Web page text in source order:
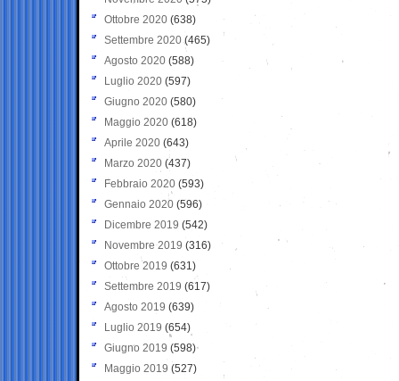
Ottobre 2020 (638)
Settembre 2020(465)
Agosto 2020 (588)
Luglio 2020 (597)
Giugno 2020 (580)
Maggio 2020 (618)
Aprile 2020 (643)
Marzo 2020 (437)
Febbraio 2020 (593)
Gennaio 2020 (596)
Dicembre 2019 (542)
Novembre 2019 (316)
Ottobre 2019 (631)
Settembre 2019 (617)
Agosto 2019 (639)
Luglio 2019 (654)
Giugno 2019 (598)
Maggio 2019 (527)